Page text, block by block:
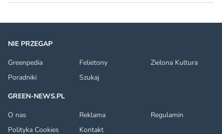
NIE PRZEGAP
Greenpedia
Felietony
Zielona Kultura
Poradniki
Szukaj
GREEN-NEWS.PL
O nas
Reklama
Regulamin
Polityka Cookies
Kontakt